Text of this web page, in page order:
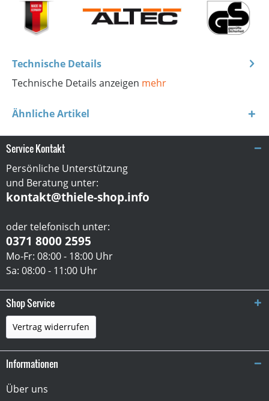
Technische Details
Technische Details anzeigen mehr
Ähnliche Artikel
Service Kontakt
Persönliche Unterstützung
und Beratung unter:
kontakt@thiele-shop.info
oder telefonisch unter:
0371 8000 2595
Mo-Fr: 08:00 - 18:00 Uhr
Sa: 08:00 - 11:00 Uhr
Shop Service
Vertrag widerrufen
Informationen
Über uns